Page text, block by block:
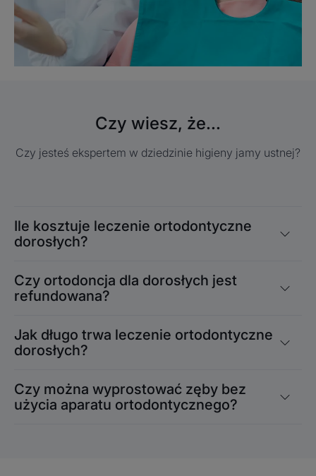
Czy wiesz, że...
Czy jesteś ekspertem w dziedzinie higieny jamy ustnej?
Ile kosztuje leczenie ortodontyczne
dorosłych?
Czy ortodoncja dla dorosłych jest
refundowana?
Jak długo trwa leczenie ortodontyczne
dorosłych?
Czy można wyprostować zęby bez
użycia aparatu ortodontycznego?